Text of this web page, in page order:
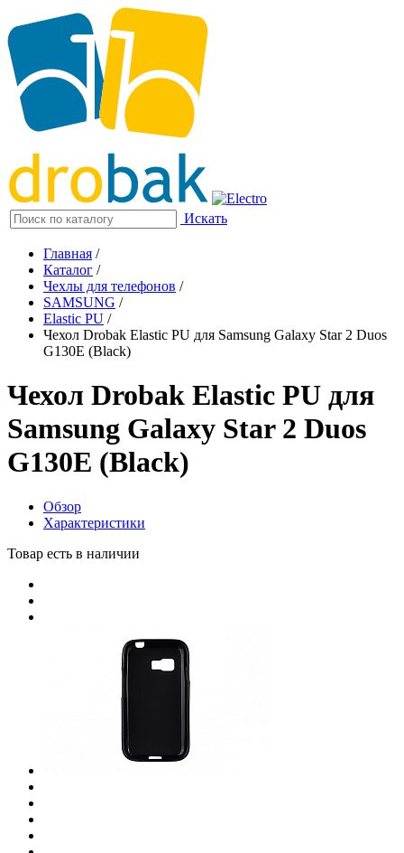
Искать
Главная /
Каталог /
Чехлы для телефонов /
SAMSUNG /
Elastic PU /
Чехол Drobak Elastic PU для Samsung Galaxy Star 2 Duos
G130E (Black)
Чехол Drobak Elastic PU для
Samsung Galaxy Star 2 Duos
G130E (Black)
Обзор
Характеристики
Товар есть в наличии